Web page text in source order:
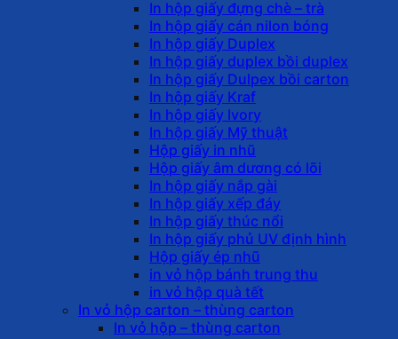
In hộp giấy đựng chè – trà
In hộp giấy cán nilon bóng
In hộp giấy Duplex
In hộp giấy duplex bồi duplex
In hộp giấy Dulpex bồi carton
In hộp giấy Kraf
In hộp giấy Ivory
In hộp giấy Mỹ thuật
Hộp giấy in nhũ
Hộp giấy âm dương có lõi
In hộp giấy nắp gài
In hộp giấy xếp đáy
In hộp giấy thúc nổi
In hộp giấy phủ UV định hình
Hộp giấy ép nhũ
in vỏ hộp bánh trung thu
in vỏ hộp quà tết
In vỏ hộp carton – thùng carton
In vỏ hộp – thùng carton